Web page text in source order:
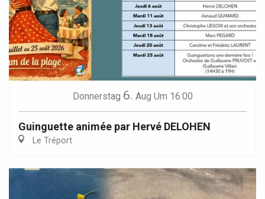
Donnerstag 6. Aug Um 16:00
Guinguette animée par Hervé DELOHEN
Le Tréport